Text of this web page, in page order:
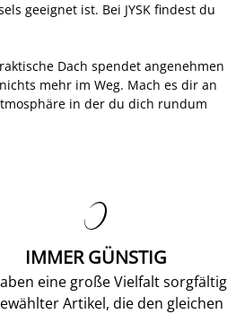
geeignet ist. Bei JYSK findest du
Dach spendet angenehmen
mehr im Weg. Mach es dir an
in der du dich rundum

IMMER GÜNSTIG
eine große Vielfalt sorgfältig
Artikel, die den gleichen